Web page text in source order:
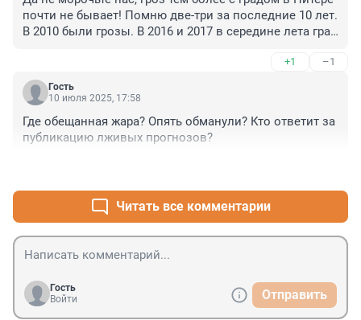
почти не бывает! Помню две-три за последние 10 лет.
В 2010 были грозы. В 2016 и 2017 в середине лета град
помню. А так пару раз сверкнет где-то на окраине, как
на днях при урагане, и все. Это никакая не
электроактивная гроза, а случайные разряды в шпиль
+1 –1
Гость
10 июля 2025, 17:58
Где обещанная жара? Опять обманули? Кто ответит за
публикацию лживых прогнозов?
Читать все комментарии
Гость
Войти
Отправить